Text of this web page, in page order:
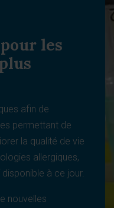
les
afin de
permettant de
la qualité de vie
allergiques,
à ce jour.
nouvelles